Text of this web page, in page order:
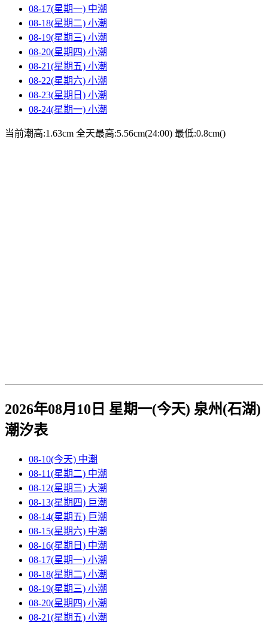
08-17(星期一) 中潮
08-18(星期二) 小潮
08-19(星期三) 小潮
08-20(星期四) 小潮
08-21(星期五) 小潮
08-22(星期六) 小潮
08-23(星期日) 小潮
08-24(星期一) 小潮
当前潮高:1.63cm 全天最高:5.56cm(24:00) 最低:0.8cm()
2026年08月10日 星期一(今天) 泉州(石湖)
潮汐表
08-10(今天) 中潮
08-11(星期二) 中潮
08-12(星期三) 大潮
08-13(星期四) 巨潮
08-14(星期五) 巨潮
08-15(星期六) 中潮
08-16(星期日) 中潮
08-17(星期一) 小潮
08-18(星期二) 小潮
08-19(星期三) 小潮
08-20(星期四) 小潮
08-21(星期五) 小潮